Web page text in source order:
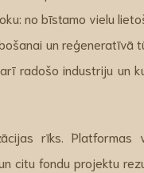
no bīstamo vielu
un reģeneratīvā
radošo industriju un
rīks. Platformas
citu fondu projektu